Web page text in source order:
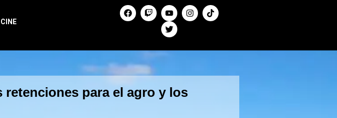
CINE
para el agro y los